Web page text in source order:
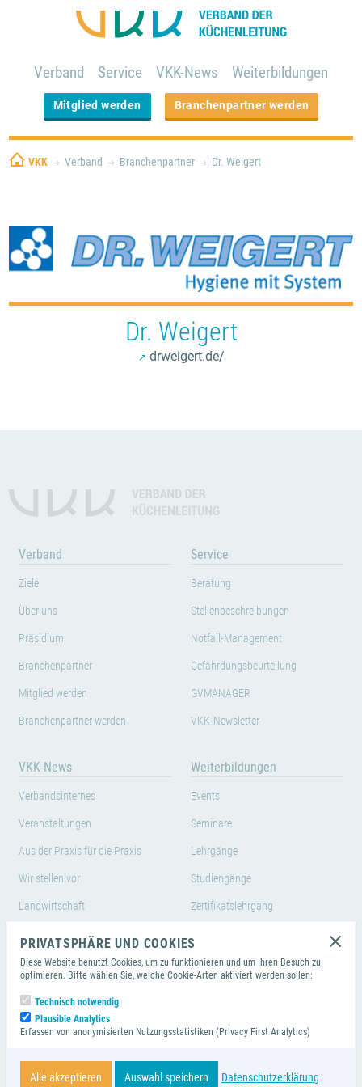
PRIVATSPHÄRE UND COOKIES
Diese Website benutzt Cookies, um zu funktionieren und um Ihren Besuch zu
optimieren. Bitte wählen Sie, welche Cookie-Arten aktiviert werden sollen:
Technisch notwendig
Plausible Analytics
Erfassen von anonymisierten Nutzungsstatistiken (Privacy First Analytics)
Alle akzeptieren Auswahl speichern Datenschutzerklärung
Verband Service VKK-News Weiterbildungen
Mitglied werden Branchenpartner werden
VKK Verband Branchenpartner Dr. Weigert
Dr. Weigert
drweigert.de/
Verband
Ziele
Über uns
Präsidium
Branchenpartner
Mitglied werden
Branchenpartner werden
Service
Beratung
Stellenbeschreibungen
Notfall-Management
Gefährdungsbeurteilung
GVMANAGER
VKK-Newsletter
VKK-News
Verbandsinternes
Veranstaltungen
Aus der Praxis für die Praxis
Wir stellen vor
Landwirtschaft
Weiterbildungen
Events
Seminare
Lehrgänge
Studiengänge
Zertifikatslehrgang
Branchenpartnern
Copyright © 2026 Verband der Küchenleitung (VKK) e.V.